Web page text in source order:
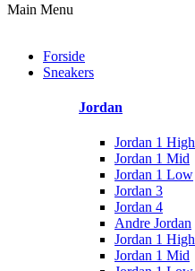
Main Menu
Forside
Sneakers
Jordan
Jordan 1 High
Jordan 1 Mid
Jordan 1 Low
Jordan 3
Jordan 4
Andre Jordan
Jordan 1 High
Jordan 1 Mid